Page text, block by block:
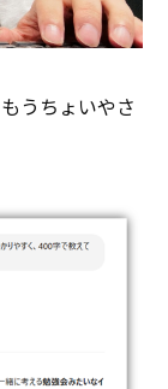
うちょいやさ